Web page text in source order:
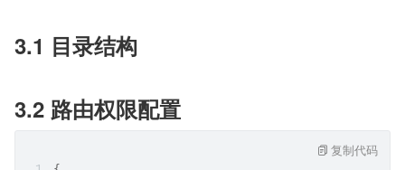
3.1 目录结构
3.2 路由权限配置
复制代码